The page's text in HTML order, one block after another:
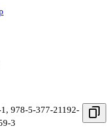
, 978-5-377-21192-
3